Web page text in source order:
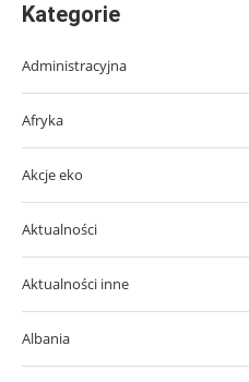
Kategorie
Administracyjna
Afryka
Akcje eko
Aktualności
Aktualności inne
Albania